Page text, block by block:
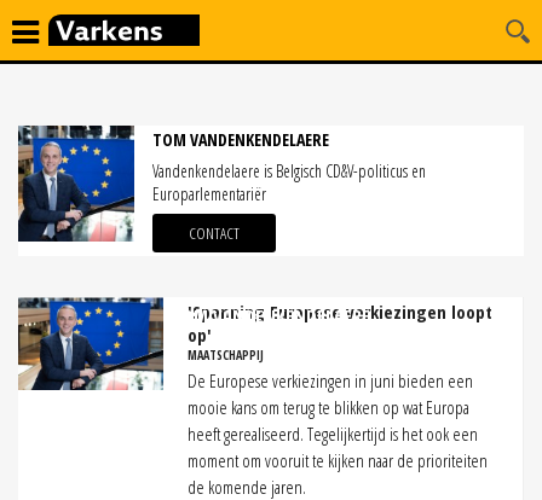
TOM VANDENKENDELAERE
Vandenkendelaere is Belgisch CD&V-politicus en
Europarlementariër
CONTACT
ARTIKELEN DOOR TOM VANDENKENDELAERE
'Spanning Europese verkiezingen loopt
op'
MAATSCHAPPIJ
De Europese verkiezingen in juni bieden een
mooie kans om terug te blikken op wat Europa
heeft gerealiseerd. Tegelijkertijd is het ook een
moment om vooruit te kijken naar de prioriteiten
de komende jaren.